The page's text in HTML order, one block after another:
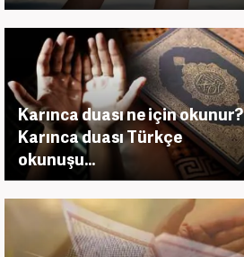
Karınca duası ne için okunur?
Karınca duası Türkçe
okunuşu...